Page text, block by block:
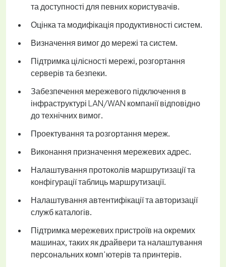
та доступності для певних користувачів.
Оцінка та модифікація продуктивності систем.
Визначення вимог до мережі та систем.
Підтримка цілісності мережі, розгортання
серверів та безпеки.
Забезпечення мережевого підключення в
інфраструктурі LAN/WAN компанії відповідно
до технічних вимог.
Проектування та розгортання мереж.
Виконання призначення мережевих адрес.
Налаштування протоколів маршрутизації та
конфігурації таблиць маршрутизації.
Налаштування автентифікації та авторизації
служб каталогів.
Підтримка мережевих пристроїв на окремих
машинах, таких як драйвери та налаштування
персональних комп'ютерів та принтерів.